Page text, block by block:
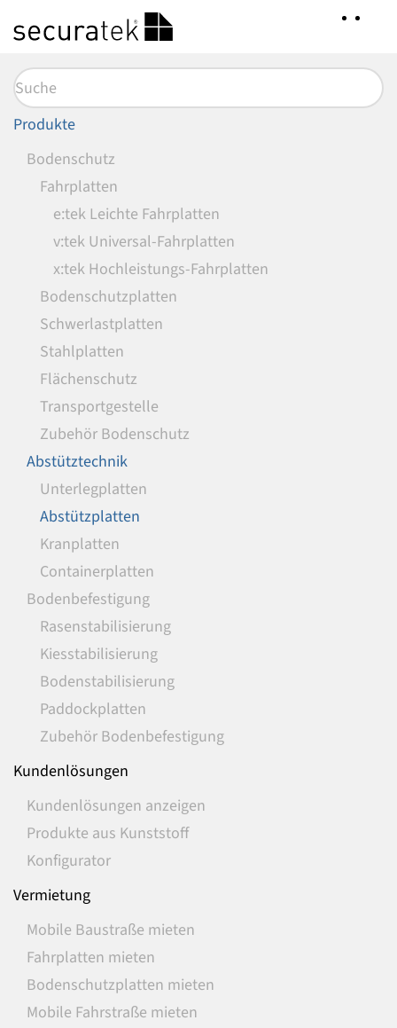
Hauptinhalt
springen
Produkte
Bodenschutz
Fahrplatten
e:tek Leichte Fahrplatten
v:tek Universal-Fahrplatten
x:tek Hochleistungs-Fahrplatten
Bodenschutzplatten
Schwerlastplatten
Stahlplatten
Flächenschutz
Transportgestelle
Zubehör Bodenschutz
Abstütztechnik
Unterlegplatten
Abstützplatten
Kranplatten
Containerplatten
Bodenbefestigung
Rasenstabilisierung
Kiesstabilisierung
Bodenstabilisierung
Paddockplatten
Zubehör Bodenbefestigung
Kundenlösungen
Kundenlösungen anzeigen
Produkte aus Kunststoff
Konfigurator
Vermietung
Mobile Baustraße mieten
Fahrplatten mieten
Bodenschutzplatten mieten
Mobile Fahrstraße mieten